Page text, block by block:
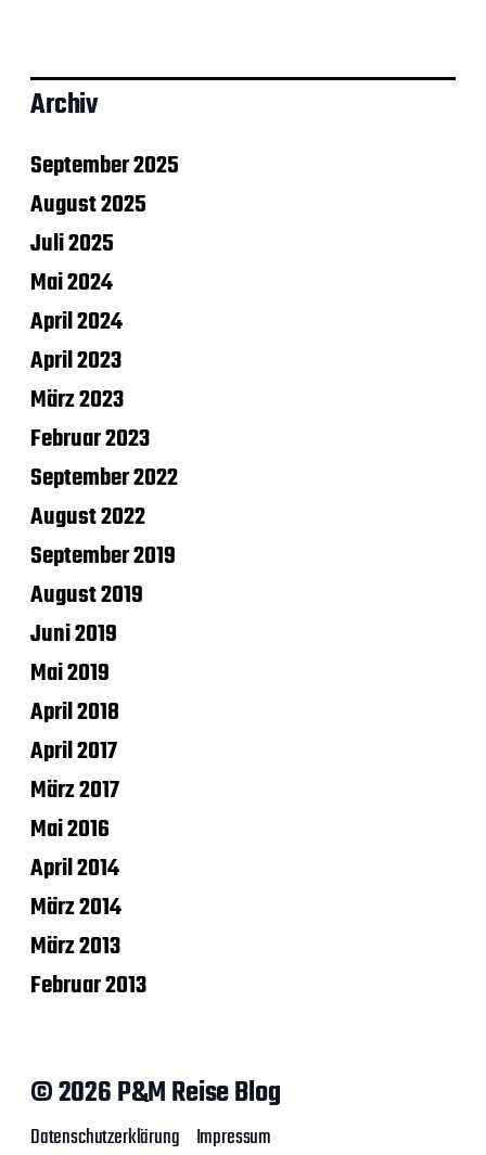
Archiv
September 2025
August 2025
Juli 2025
Mai 2024
April 2024
April 2023
März 2023
Februar 2023
September 2022
August 2022
September 2019
August 2019
Juni 2019
Mai 2019
April 2018
April 2017
März 2017
Mai 2016
April 2014
März 2014
März 2013
Februar 2013
© 2026 P&M Reise Blog
Datenschutzerklärung Impressum